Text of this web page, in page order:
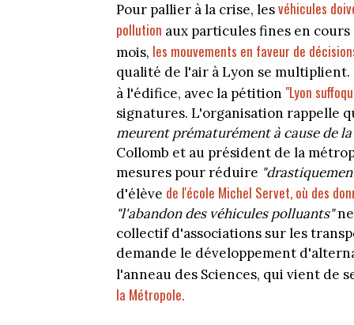
Pour pallier à la crise, lesvéhicules
pollution aux particules fines en
mois, les mouvements en faveur de
qualité de l'air à Lyon se multiplient.
à l'édifice, avec la pétition "Lyon
signatures. L'organisation rappelle
meurent prématurément à cause de
Collomb et au président de la
mesures pour réduire
d'élève de l'école Michel Servet, où des
"l'abandon des véhicules polluants"
collectif d'associations sur les
demande le développement
l'anneau des Sciences, qui vient de
la Métropole.